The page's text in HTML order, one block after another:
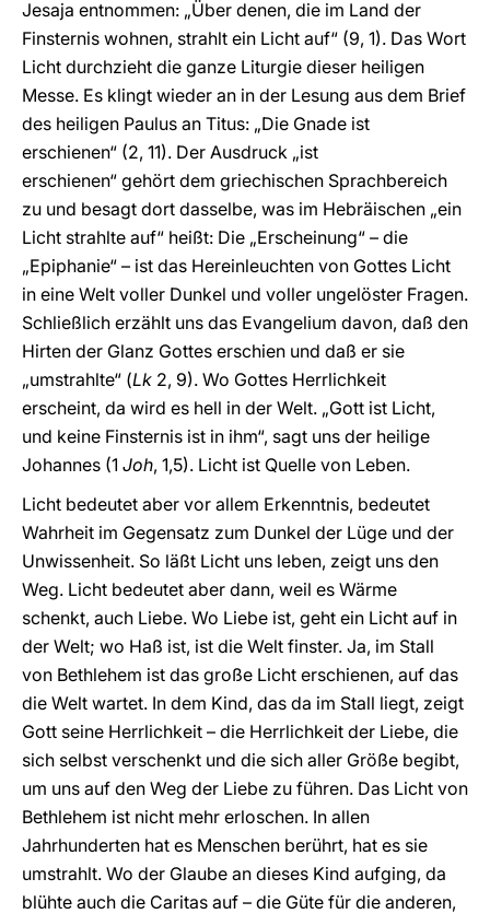
Jesaja entnommen: „Über denen, die im Land der
Finsternis wohnen, strahlt ein Licht auf“ (9, 1). Das Wort
Licht durchzieht die ganze Liturgie dieser heiligen
Messe. Es klingt wieder an in der Lesung aus dem Brief
des heiligen Paulus an Titus: „Die Gnade ist
erschienen“ (2, 11). Der Ausdruck „ist
erschienen“ gehört dem griechischen Sprachbereich
zu und besagt dort dasselbe, was im Hebräischen „ein
Licht strahlte auf“ heißt: Die „Erscheinung“ – die
„Epiphanie“ – ist das Hereinleuchten von Gottes Licht
in eine Welt voller Dunkel und voller ungelöster Fragen.
Schließlich erzählt uns das Evangelium davon, daß den
Hirten der Glanz Gottes erschien und daß er sie
„umstrahlte“ (Lk 2, 9). Wo Gottes Herrlichkeit
erscheint, da wird es hell in der Welt. „Gott ist Licht,
und keine Finsternis ist in ihm“, sagt uns der heilige
Johannes (1 Joh, 1,5). Licht ist Quelle von Leben.
Licht bedeutet aber vor allem Erkenntnis, bedeutet
Wahrheit im Gegensatz zum Dunkel der Lüge und der
Unwissenheit. So läßt Licht uns leben, zeigt uns den
Weg. Licht bedeutet aber dann, weil es Wärme
schenkt, auch Liebe. Wo Liebe ist, geht ein Licht auf in
der Welt; wo Haß ist, ist die Welt finster. Ja, im Stall
von Bethlehem ist das große Licht erschienen, auf das
die Welt wartet. In dem Kind, das da im Stall liegt, zeigt
Gott seine Herrlichkeit – die Herrlichkeit der Liebe, die
sich selbst verschenkt und die sich aller Größe begibt,
um uns auf den Weg der Liebe zu führen. Das Licht von
Bethlehem ist nicht mehr erloschen. In allen
Jahrhunderten hat es Menschen berührt, hat es sie
umstrahlt. Wo der Glaube an dieses Kind aufging, da
blühte auch die Caritas auf – die Güte für die anderen,